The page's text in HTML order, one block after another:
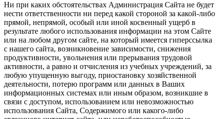
Ни при каких обстоятельствах Администрация Сайта не будет
нести ответственности ни перед какой стороной за какой-либо
прямой, непрямой, особый или иной косвенный ущерб в
результате любого использования информации на этом Сайте
или на любом другом сайте, на который имеется гиперссылка
с нашего cайта, возникновение зависимости, снижения
продуктивности, увольнения или прерывания трудовой
активности, а равно и отчисления из учебных учреждений, за
любую упущенную выгоду, приостановку хозяйственной
деятельности, потерю программ или данных в Ваших
информационных системах или иным образом, возникшие в
связи с доступом, использованием или невозможностью
использования Сайта, Содержимого или какого-либо